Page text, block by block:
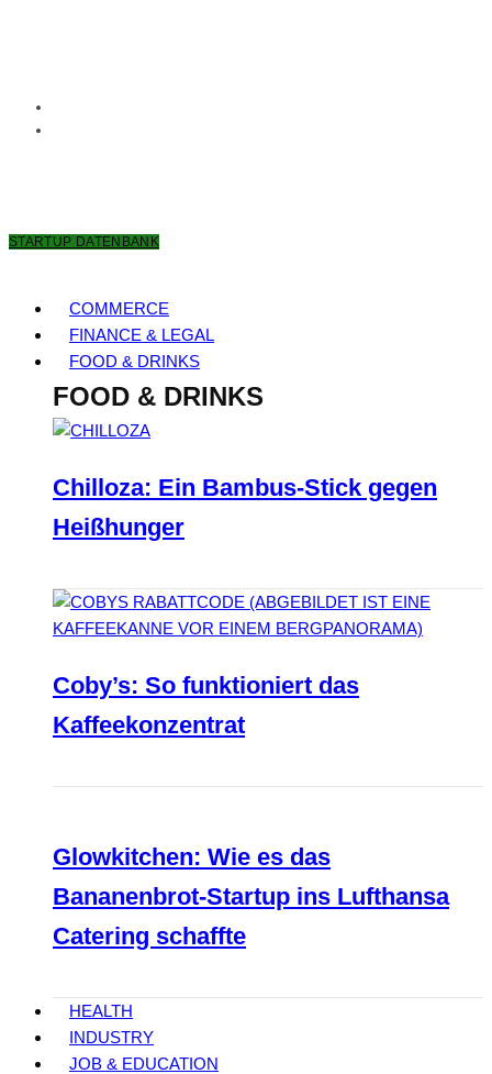
STARTUP DATENBANK
COMMERCE
FINANCE & LEGAL
FOOD & DRINKS
FOOD & DRINKS
Chilloza: Ein Bambus-Stick gegen
Heißhunger
Coby’s: So funktioniert das
Kaffeekonzentrat
Glowkitchen: Wie es das
Bananenbrot-Startup ins Lufthansa
Catering schaffte
HEALTH
INDUSTRY
JOB & EDUCATION